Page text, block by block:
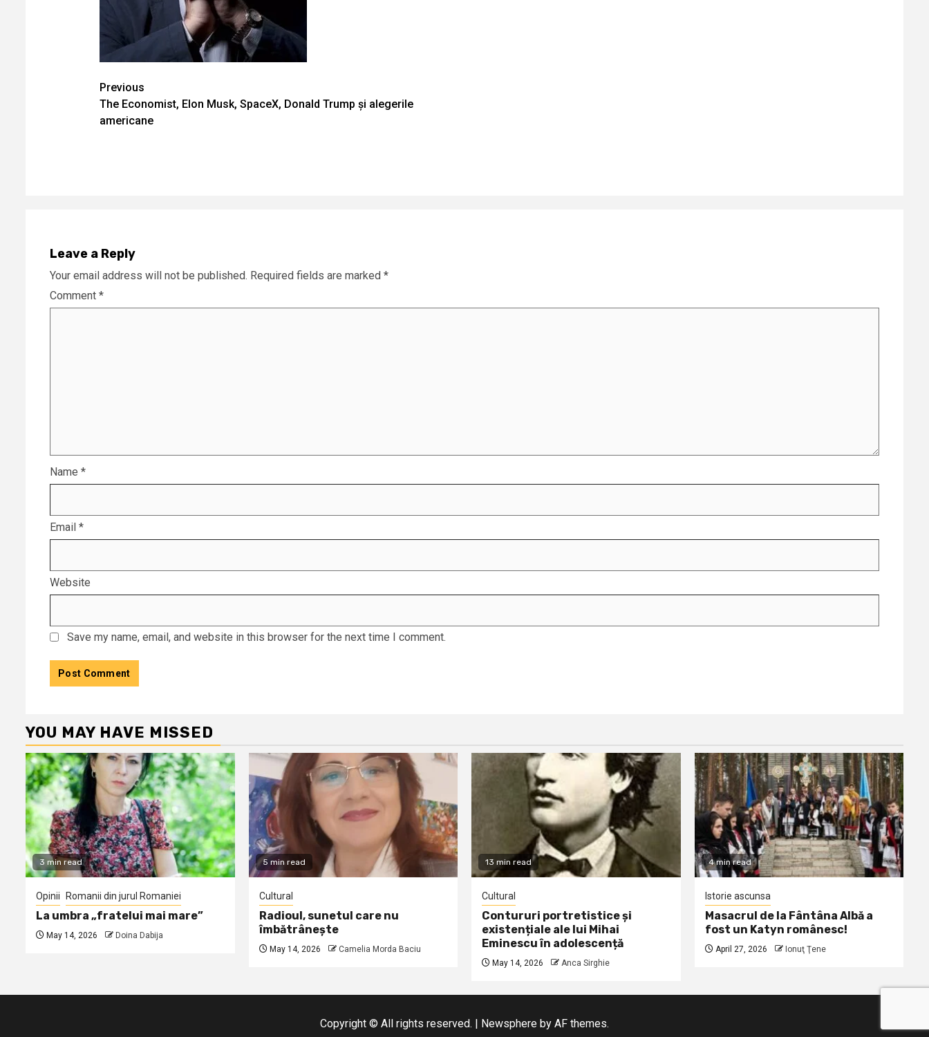
Continue
Reading
Previous
The Economist, Elon Musk, SpaceX, Donald Trump și alegerile
americane
Leave a Reply
Your email address will not be published. Required fields are marked *
Comment *
Name *
Email *
Website
Save my name, email, and website in this browser for the next time I comment.
YOU MAY HAVE MISSED
3 min read
Opinii Romanii din jurul Romaniei
La umbra „fratelui mai mare”
May 14, 2026 Doina Dabija
5 min read
Cultural
Radioul, sunetul care nu
îmbătrânește
May 14, 2026 Camelia Morda Baciu
13 min read
Cultural
Contururi portretistice și
existențiale ale lui Mihai
Eminescu în adolescență
May 14, 2026 Anca Sirghie
4 min read
Istorie ascunsa
Masacrul de la Fântâna Albă a
fost un Katyn românesc!
April 27, 2026 Ionuţ Ţene
Copyright © All rights reserved. | Newsphere by AF themes.